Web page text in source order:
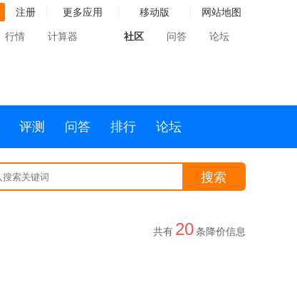
注册 更多应用 移动版 网站地图
行情 计算器 社区 问答 论坛
评测 问答 排行 论坛
搜索
共有 20条降价信息